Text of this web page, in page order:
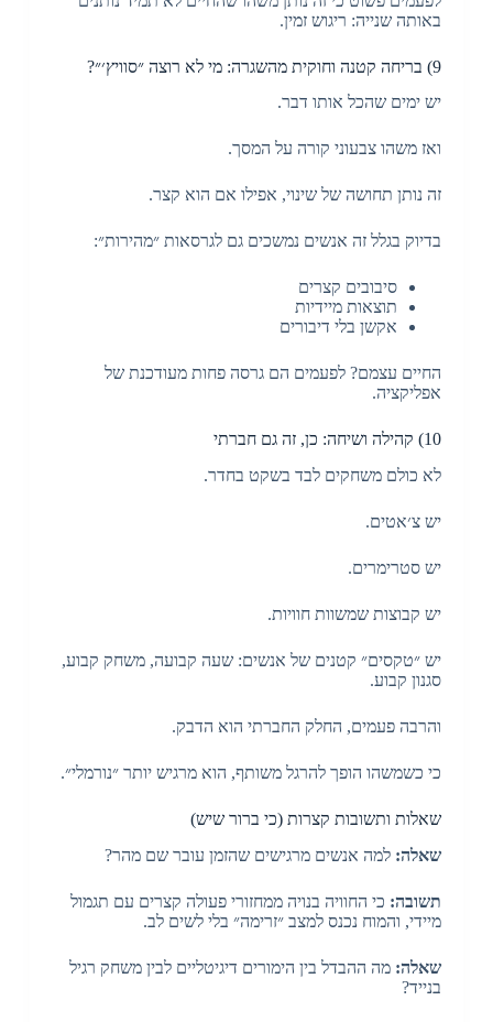
באותה שנייה: ריגוש זמין.
9) בריחה קטנה וחוקית מהשגרה: מי לא רוצה ״סוויץ׳״?
יש ימים שהכל אותו דבר.
ואז משהו צבעוני קורה על המסך.
זה נותן תחושה של שינוי, אפילו אם הוא קצר.
בדיוק בגלל זה אנשים נמשכים גם לגרסאות ״מהירות״:
סיבובים קצרים
תוצאות מיידיות
אקשן בלי דיבורים
החיים עצמם? לפעמים הם גרסה פחות מעודכנת של
אפליקציה.
10) קהילה ושיחה: כן, זה גם חברתי
לא כולם משחקים לבד בשקט בחדר.
יש צ׳אטים.
יש סטרימרים.
יש קבוצות שמשוות חוויות.
יש ״טקסים״ קטנים של אנשים: שעה קבועה, משחק קבוע,
סגנון קבוע.
והרבה פעמים, החלק החברתי הוא הדבק.
כי כשמשהו הופך להרגל משותף, הוא מרגיש יותר ״נורמלי״.
שאלות ותשובות קצרות (כי ברור שיש)
שאלה: למה אנשים מרגישים שהזמן עובר שם מהר?
תשובה: כי החוויה בנויה ממחזורי פעולה קצרים עם תגמול
מיידי, והמוח נכנס למצב ״זרימה״ בלי לשים לב.
שאלה: מה ההבדל בין הימורים דיגיטליים לבין משחק רגיל
בנייד?